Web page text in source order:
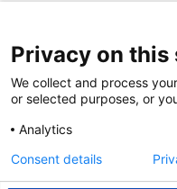
Privacy on this
We collect and process
or selected purposes, or
Analytics
Consent details